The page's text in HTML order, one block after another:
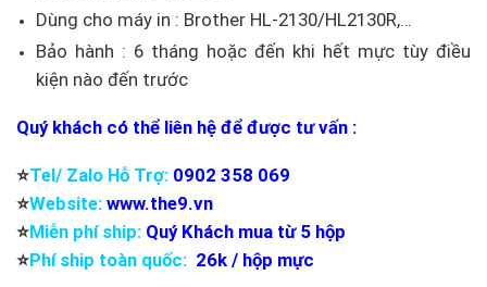
Dùng cho máy in : Brother HL-2130/HL2130R,…
Bảo hành : 6 tháng hoặc đến khi hết mực tùy điều
kiện nào đến trước
Quý khách có thể liên hệ để được tư vấn :
⭐️Tel/ Zalo Hỗ Trợ: 0902 358 069
⭐️Website: www.the9.vn
⭐️Miễn phí ship: Quý Khách mua từ 5 hộp
⭐️Phí ship toàn quốc: 26k / hộp mực